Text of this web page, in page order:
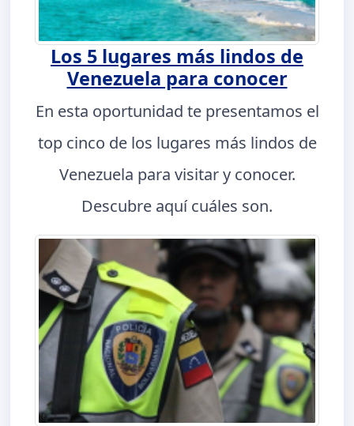
Los 5 lugares más lindos de
Venezuela para conocer
En esta oportunidad te presentamos el
top cinco de los lugares más lindos de
Venezuela para visitar y conocer.
Descubre aquí cuáles son.